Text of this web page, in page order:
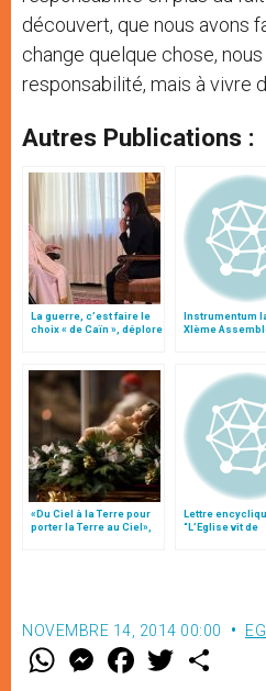
découvert, que nous avons
change quelque chose,
responsabilité, mais à vivre
Autres Publications :
La guerre, c’est faire le
choix « de Caïn », déplore
Instrumentum
XIème
«Du Ciel à la Terre pour
porter la Terre au Ciel»,
Lettre
“L’Eglise vit de
NOVEMBRE 14, 2014 00:00
W M
e
F
a w